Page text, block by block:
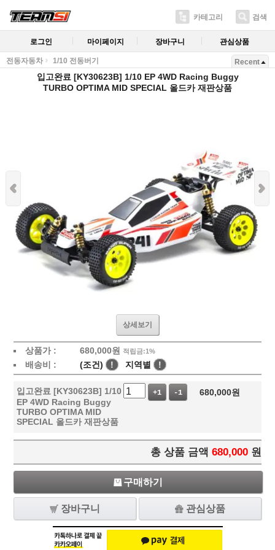
카테고리 검색
로그인 마이페이지 장바구니 관심상품
전동자동차 1/10 전동버기 Recent
입고완료 [KY30623B] 1/10 EP 4WD Racing Buggy
TURBO OPTIMA MID SPECIAL 올드카 재판상품
상세보기
상품가 : 680,000원 적립금:1%
배송비 : (조건) ! 지역별 !
입고완료 [KY30623B] 1/10
EP 4WD Racing Buggy
TURBO OPTIMA MID
SPECIAL 올드카 재판상품
+1 -1 680,000원
총 상품 금액 680,000 원
구매하기
장바구니 관심상품